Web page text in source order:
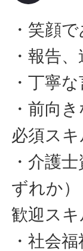
・笑顔
・報告
・丁寧
・前向
必須ス
・介護
ずれか）
歓迎ス
・社会